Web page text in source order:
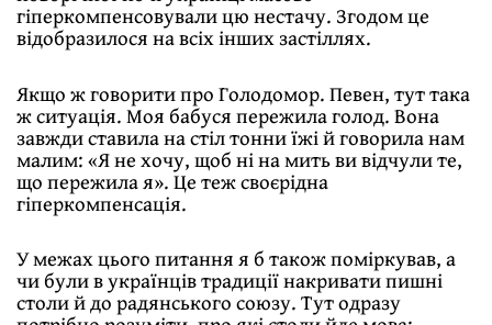
гіперкомпенсовували цю нестачу. Згодом це
відобразилося на всіх інших застіллях.
Якщо ж говорити про Голодомор. Певен, тут така
ж ситуація. Моя бабуся пережила голод. Вона
завжди ставила на стіл тонни їжі й говорила нам
малим: «Я не хочу, щоб ні на мить ви відчули те,
що пережила я». Це теж своєрідна
гіперкомпенсація.
У межах цього питання я б також поміркував, а
чи були в українців традиції накривати пишні
столи й до радянського союзу. Тут одразу